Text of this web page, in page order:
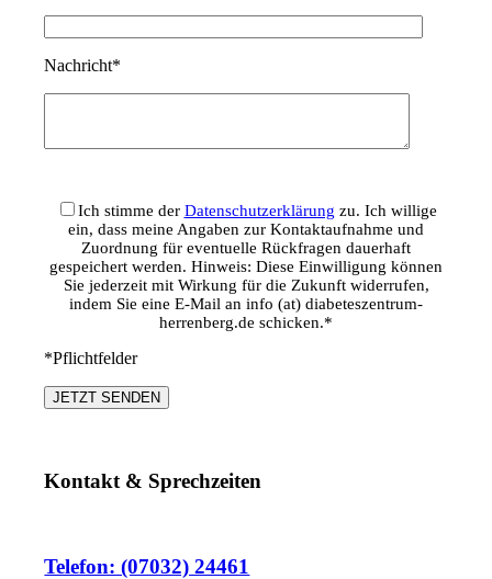
Nachricht*
Ich stimme der Datenschutzerklärung zu. Ich willige
ein, dass meine Angaben zur Kontaktaufnahme und
Zuordnung für eventuelle Rückfragen dauerhaft
gespeichert werden. Hinweis: Diese Einwilligung können
Sie jederzeit mit Wirkung für die Zukunft widerrufen,
indem Sie eine E-Mail an info (at) diabeteszentrum-
herrenberg.de schicken.*
*Pflichtfelder
Kontakt & Sprechzeiten
Telefon: (07032) 24461